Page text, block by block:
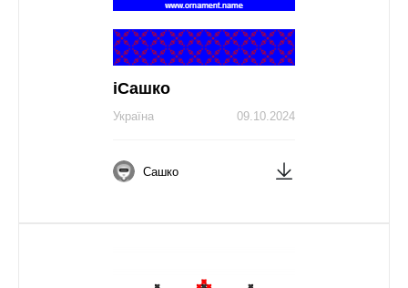
іСашко
09.10.2024
Україна
Сашко